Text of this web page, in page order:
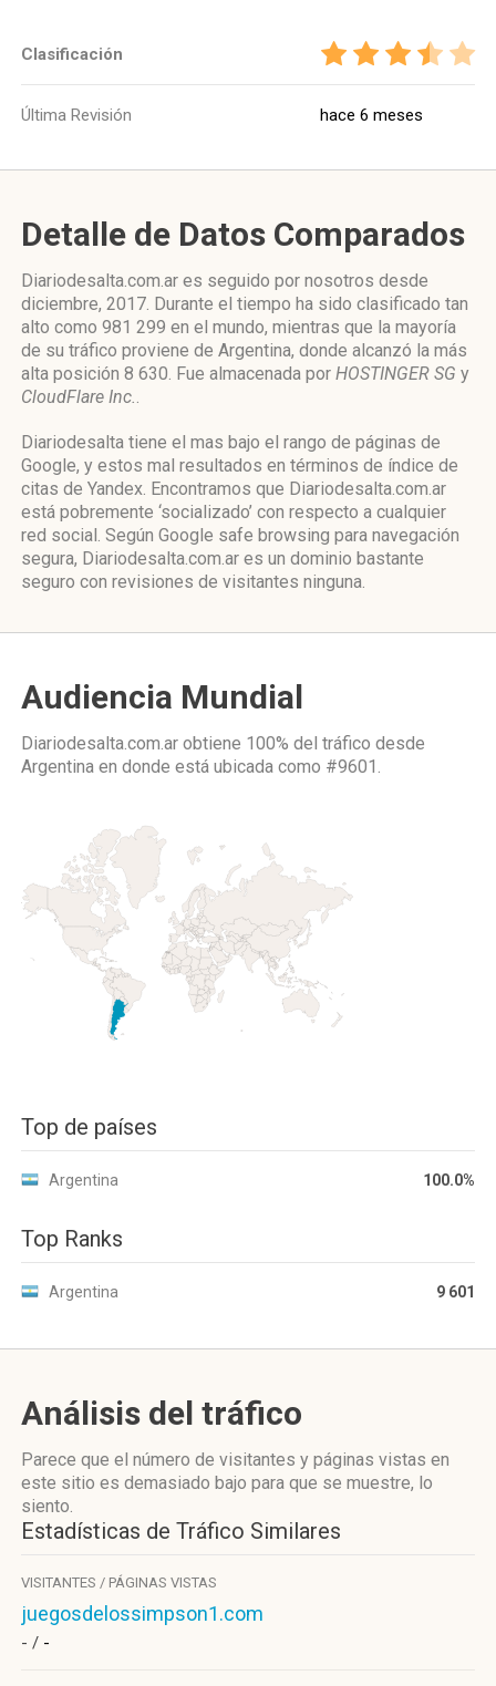
Clasificación
Última Revisión hace 6 meses
Detalle de Datos Comparados
Diariodesalta.com.ar es seguido por nosotros desde
diciembre, 2017. Durante el tiempo ha sido clasificado tan
alto como 981 299 en el mundo, mientras que la mayoría
de su tráfico proviene de Argentina, donde alcanzó la más
alta posición 8 630. Fue almacenada por HOSTINGER SG y
CloudFlare Inc..
Diariodesalta tiene el mas bajo el rango de páginas de
Google, y estos mal resultados en términos de índice de
citas de Yandex. Encontramos que Diariodesalta.com.ar
está pobremente ‘socializado’ con respecto a cualquier
red social. Según Google safe browsing para navegación
segura, Diariodesalta.com.ar es un dominio bastante
seguro con revisiones de visitantes ninguna.
Audiencia Mundial
Diariodesalta.com.ar obtiene 100% del tráfico desde
Argentina en donde está ubicada como #9601.
Top de países
Argentina 100.0%
Top Ranks
Argentina 9 601
Análisis del tráfico
Parece que el número de visitantes y páginas vistas en
este sitio es demasiado bajo para que se muestre, lo
siento.
Estadísticas de Tráfico Similares
VISITANTES / PÁGINAS VISTAS
juegosdelossimpson1.com
- / -